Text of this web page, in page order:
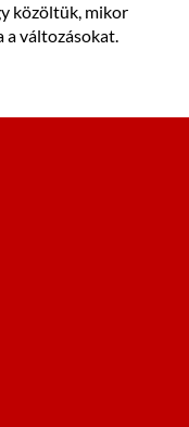
közöltük, mikor
a változásokat.